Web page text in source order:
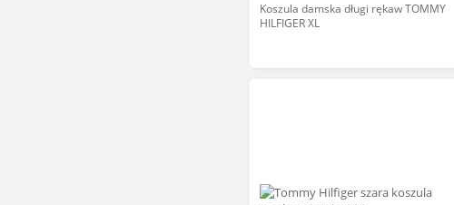
Koszula damska długi rękaw TOMMY
HILFIGER XL